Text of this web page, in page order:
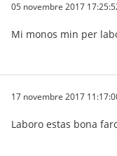
05 novembre 2017
Mi monos min per
17 novembre 2017
Laboro estas bona